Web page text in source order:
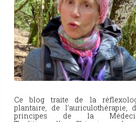
Ce blog traite de la
plantaire, de l’auriculothérapie,
principes de la